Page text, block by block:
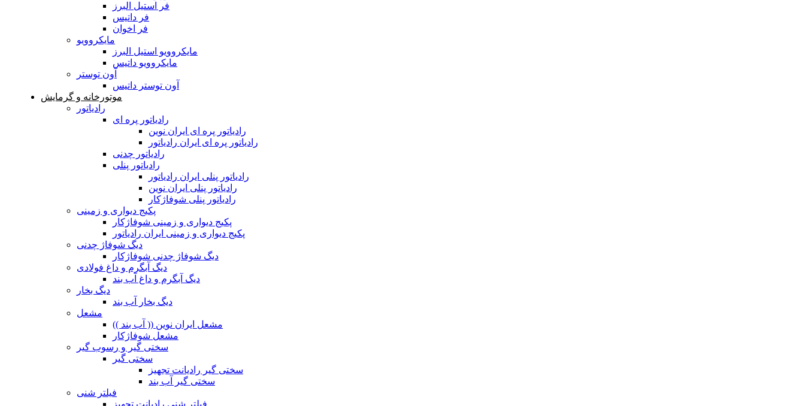
فر استیل البرز
فر داتیس
فر اخوان
مایکروویو
مایکروویو استیل البرز
مایکروویو داتیس
آون توستر
آون توستر داتیس
موتورخانه و گرمایش
رادیاتور
رادیاتور پره ای
رادیاتور پره ای ایران نوین
رادیاتور پره ای ایران رادیاتور
رادیاتور چدنی
رادیاتور پنلی
رادیاتور پنلی ایران رادیاتور
رادیاتور پنلی ایران نوین
رادیاتور پنلی شوفاژکار
پکیج دیواری و زمینی
پکیج دیواری و زمینی شوفاژکار
پکیج دیواری و زمینی ایران رادیاتور
دیگ شوفاژ چدنی
دیگ شوفاژ چدنی شوفاژکار
دیگ آبگرم و داغ فولادی
دیگ آبگرم و داغ آب بند
دیگ بخار
دیگ بخار آب بند
مشعل
مشعل ایران نوین (( آب بند ))
مشعل شوفاژکار
سختی گیر و رسوب گیر
سختی گیر
سختی گیر رادیانت تجهیز
سختی گیر آب بند
فیلتر شنی
فیلتر شنی رادیانت تجهیز